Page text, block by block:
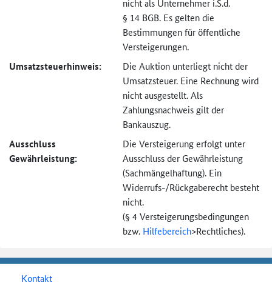
nicht als Unternehmer i.S.d.
§ 14 BGB. Es gelten die
Bestimmungen für öffentliche
Versteigerungen.
Umsatzsteuer­hinweis:
Die Auktion unterliegt nicht der
Umsatzsteuer. Eine Rechnung wird
nicht ausgestellt. Als
Zahlungsnachweis gilt der
Bankauszug.
Ausschluss
Gewährleistung:
Die Versteigerung erfolgt unter
Ausschluss der Gewährleistung
(Sachmängel­haftung). Ein
Widerrufs-/Rückgaberecht besteht
nicht.
(§ 4 Versteigerungs­bedingungen
bzw. Hilfebereich>Rechtliches).
Kontakt